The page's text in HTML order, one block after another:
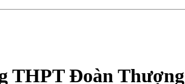
THPT Đoàn